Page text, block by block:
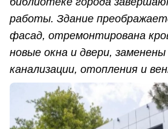
работы. Здание
фасад, отремонтирована
новые окна и двери,
канализации, отопления и